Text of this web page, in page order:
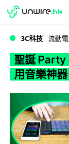
WWDC 2026
3C科技 流動
聖誕
用音樂神